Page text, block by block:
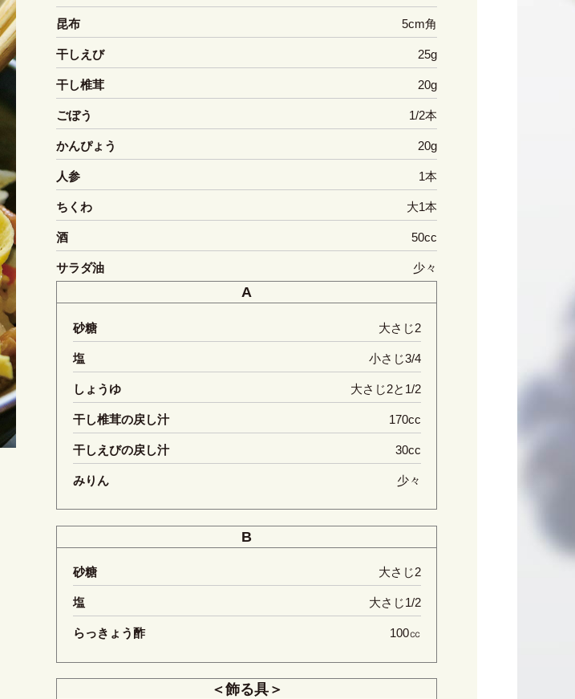
昆布 5cm角
干しえび 25g
干し椎茸 20g
ごぼう 1/2本
かんぴょう 20g
人参 1本
ちくわ 大1本
酒 50cc
サラダ油 少々
A
砂糖 大さじ2
塩 小さじ3/4
しょうゆ 大さじ2と1/2
干し椎茸の戻し汁 170cc
干しえびの戻し汁 30cc
みりん 少々
B
砂糖 大さじ2
塩 大さじ1/2
らっきょう酢 100㏄
＜飾る具＞